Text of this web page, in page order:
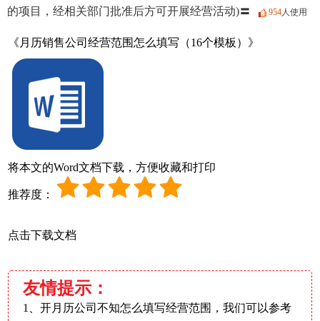
的项目，经相关部门批准后方可开展经营活动)〓
954人使用
《月历销售公司经营范围怎么填写（16个模板）》
将本文的Word文档下载，方便收藏和打印
推荐度：
点击下载文档
友情提示：
1、开月历公司不知怎么填写经营范围，我们可以参考